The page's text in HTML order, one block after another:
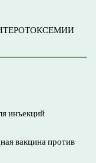
инъекций
вакцина против